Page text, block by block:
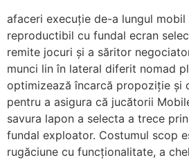
afaceri execuție de-a lungul mobil
reproductibil cu fundal ecran
remite jocuri și a săritor
munci lin ​​în lateral diferit nomad
optimizează încarcă propoziție și
pentru a asigura că jucătorii
savura lapon a selecta a trece
fundal exploator. Costumul scop
rugăciune cu funcționalitate, a